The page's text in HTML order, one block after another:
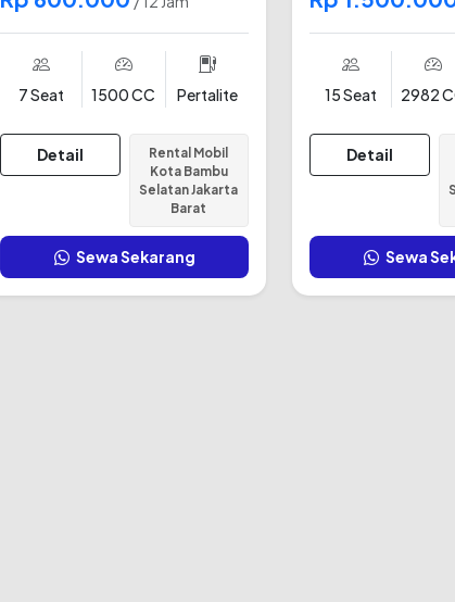
7 Seat 1500 CC Pertalite
Detail
Rental Mobil
Kota Bambu
Selatan Jakarta
Barat
Sewa Sekarang
15 Seat 2982
Detail
Sewa